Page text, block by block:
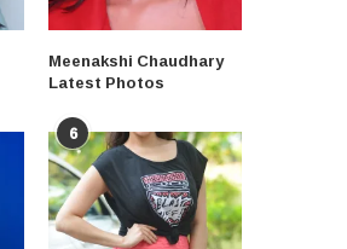
Meenakshi Chaudhary
Latest Photos
6